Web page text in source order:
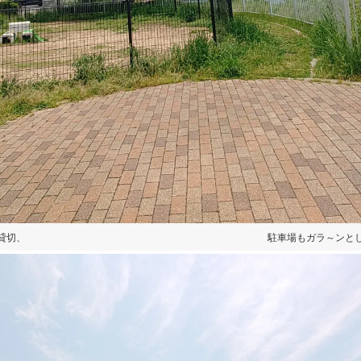
ンも貸切、 駐車場もガラ～ンとしてま